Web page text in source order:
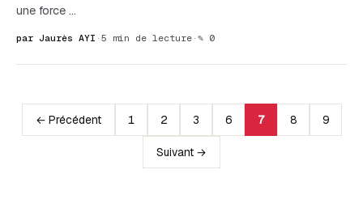
une force …
par Jaurès AYI · 5 min de lecture · ✎ 0
← Précédent 1 2 3 6 7 8 9
Suivant →